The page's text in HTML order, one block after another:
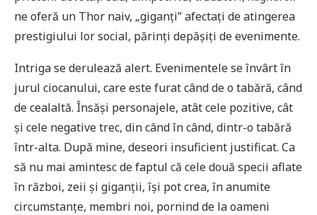
ne oferă un Thor naiv, „giganți” afectați de atingerea
prestigiului lor social, părinți depășiți de evenimente.
Intriga se derulează alert. Evenimentele se învârt în
jurul ciocanului, care este furat când de o tabără, când
de cealaltă. Însăși personajele, atât cele pozitive, cât
și cele negative trec, din când în când, dintr-o tabără
într-alta. După mine, deseori insuficient justificat. Ca
să nu mai amintesc de faptul că cele două specii aflate
în război, zeii și giganții, își pot crea, în anumite
circumstanțe, membri noi, pornind de la oameni